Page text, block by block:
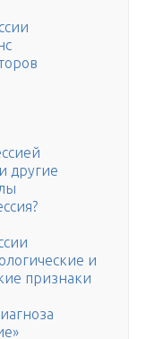
другие
и
признаки